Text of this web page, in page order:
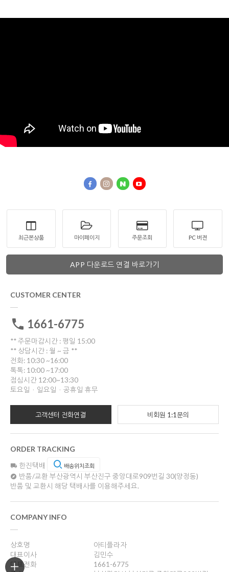
최근본상품 마이페이지 주문조회 PC 버젼
APP 다운로드 연결 바로가기
CUSTOMER CENTER
1661-6775
** 주문마감시간 : 평일 15:00
** 상담시간 : 월 ~ 금 **
전화: 10:30 ~16:00
톡톡: 10:00 ~17:00
점심시간 12:00~13:30
토요일ㆍ일요일ㆍ공휴일 휴무
고객센터 전화연결 비회원 1:1문의
ORDER TRACKING
한진택배 배송위치조회
반품/교환 부산광역시 부산진구 중앙대로909번길 30(양정동)
반품 및 교환시 해당 택배사를 이용해주세요.
COMPANY INFO
상호명
아티플라자
대표이사
김민수
대표전화
1661-6775